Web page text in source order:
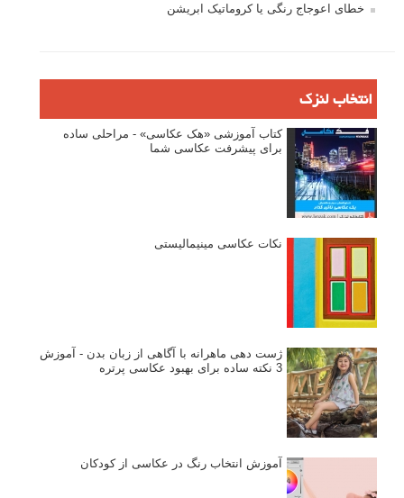
خطای اعوجاج رنگی یا کروماتیک ابریشن
انتخاب لنزک
کتاب آموزشی «هک عکاسی» - مراحلی ساده
برای پیشرفت عکاسی شما
نکات عکاسی مینیمالیستی
ژست دهی ماهرانه با آگاهی از زبان بدن - آموزش
3 نکته ساده برای بهبود عکاسی پرتره
آموزش انتخاب رنگ در عکاسی از کودکان